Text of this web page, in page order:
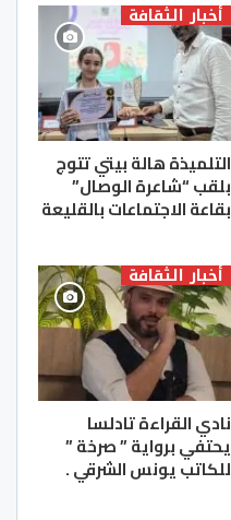
أخبار الثقافة
التلميذة هالة بيتي تتوج
بلقب “شاعرة الوصال”
بقاعة الاجتماعات بالقليعة
أخبار الثقافة
نادي القراءة تادلسا
يحتفي برواية ” صرخة ”
للكاتب يونس الشرقي .